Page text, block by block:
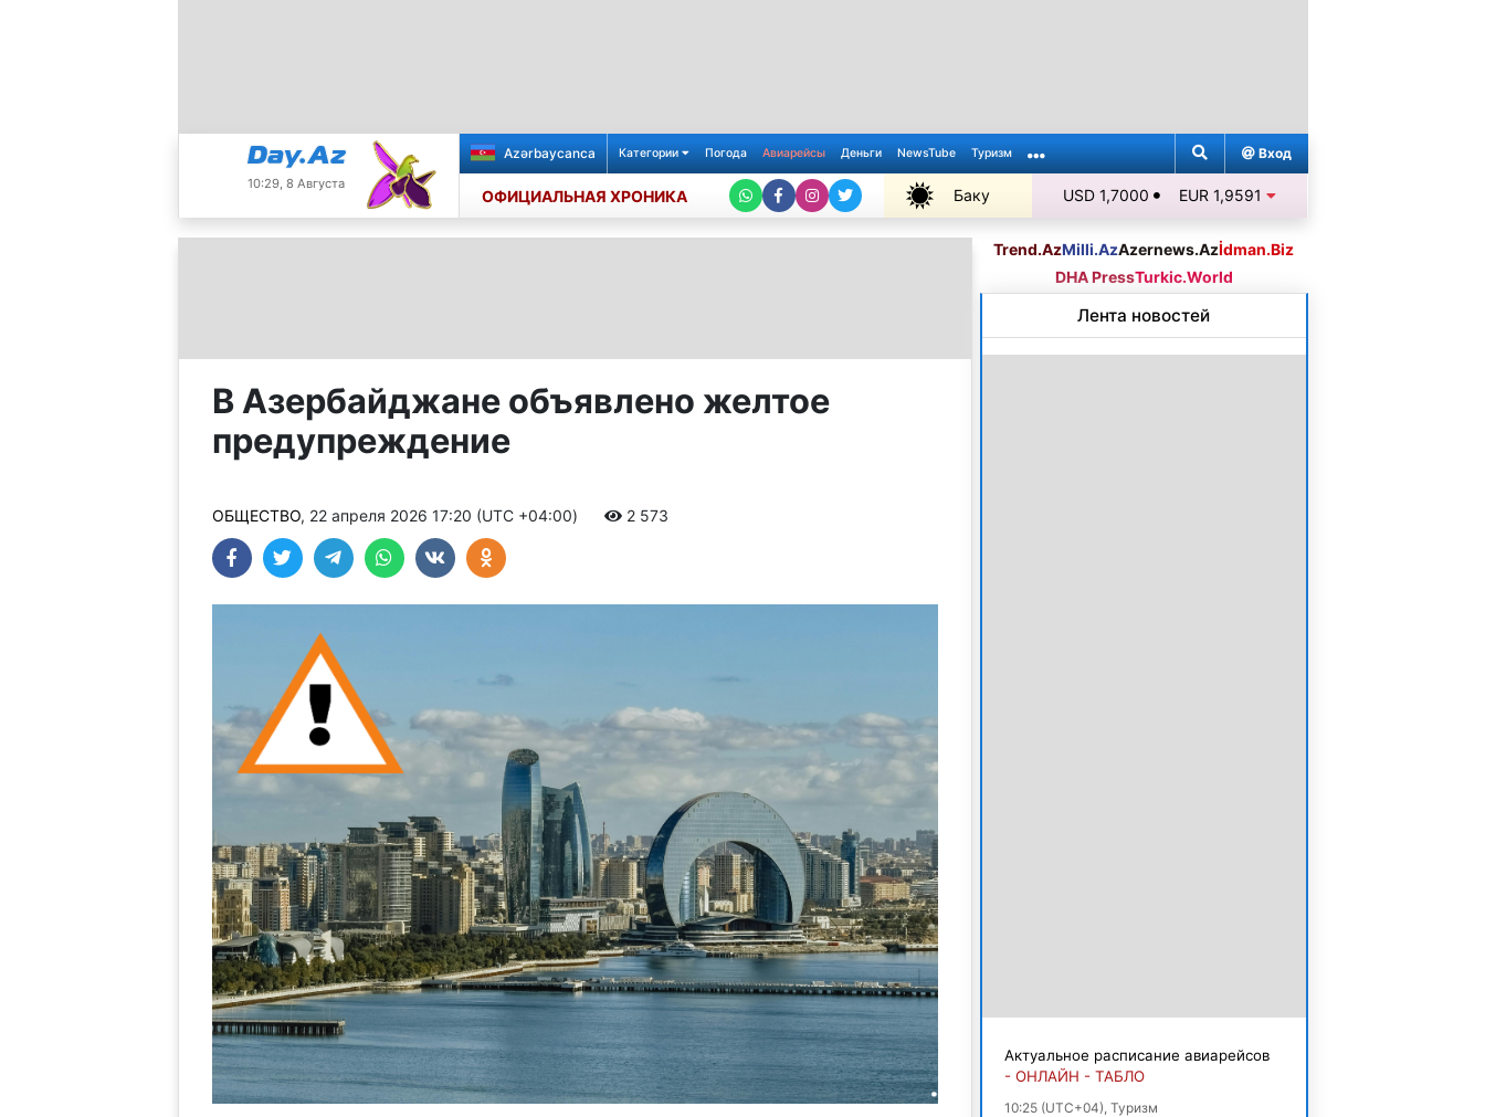
10:29, 8 Августа
Azərbaycanca Категории Погода Авиарейсы Деньги NewsTube Туризм Вход
ОФИЦИАЛЬНАЯ ХРОНИКА Баку
+32℃
USD 1,7000 EUR 1,9591
В Азербайджане объявлено желтое
предупреждение
ОБЩЕСТВО, 22 апреля 2026 17:20 (UTC +04:00) 2 573
Trend.AzMilli.AzAzernews.Azİdman.Biz
DHA PressTurkic.World
Лента новостей
Актуальное расписание авиарейсов
- ОНЛАЙН - ТАБЛО
10:25 (UTC+04), Туризм